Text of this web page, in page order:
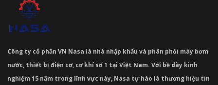
Công ty cổ phần VN Nasa là nhà nhập khẩu và phân phối máy bơm
nước, thiết bị điện cơ, cơ khí số 1 tại Việt Nam. Với bề dày kinh
nghiệm 15 năm trong lĩnh vực này, Nasa tự hào là thương hiệu tin